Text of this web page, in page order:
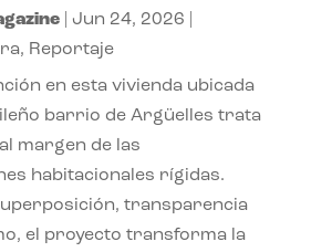
| Jun 24, 2026
, Reportaje
en esta vivienda ubicada
barrio de Argüelles trata
margen de las
habitacionales rígidas.
transparencia
el proyecto transforma la